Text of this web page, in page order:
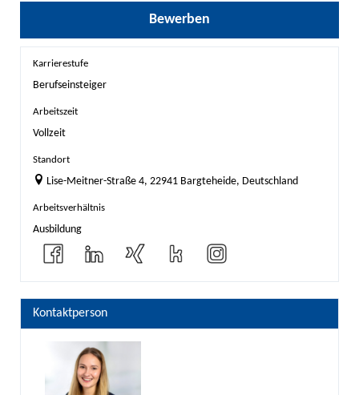
Bewerben
Karrierestufe
Berufseinsteiger
Arbeitszeit
Vollzeit
Standort
Lise-Meitner-Straße 4, 22941 Bargteheide, Deutschland
Arbeitsverhältnis
Ausbildung
Kontaktperson